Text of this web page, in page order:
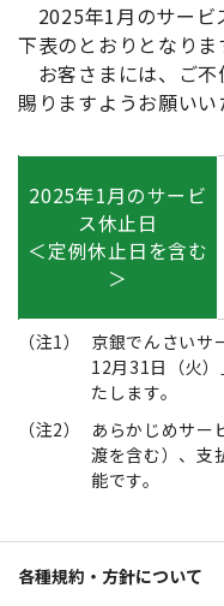
2025年1月のサービ
下表のとおりとなりま
お客さまには、ご不
賜りますようお願いい
2025年1月のサービ
ス休止日
＜定例休止日を含む
＞
（注1）
京銀でんさいサ
12月31日（火
たします。
（注2）
あらかじめサー
渡を含む）、支
能です。
各種規約・方針について